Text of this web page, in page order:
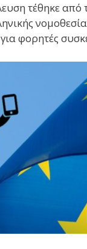
τέθηκε από
φορητές